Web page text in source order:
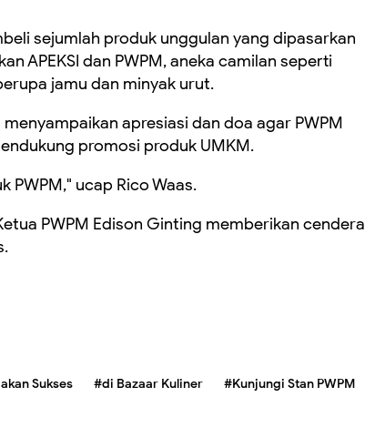
sejumlah produk unggulan yang dipasarkan
APEKSI dan PWPM, aneka camilan seperti
jamu dan minyak urut.
apresiasi dan doa agar PWPM
promosi produk UMKM.
PWPM," ucap Rico Waas.
PWPM Edison Ginting memberikan cendera
Sukses #di Bazaar Kuliner
#Kunjungi Stan PWPM